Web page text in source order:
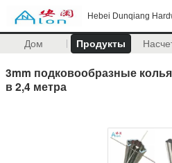
Hebei Dunqiang
Дом Продукты
3mm подковообразные
в 2,4 метра